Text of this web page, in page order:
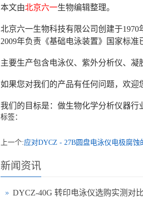
本文由北京六一生物编辑整理。
北京六一生物科技有限公司创建于
2009年负责《基础电泳装置》国家标
主要生产包含电泳仪、紫外分析仪、凝
如果您对我们的产品有任何问题，欢迎
我们的目标是：做生物化学分析仪器行
标签：
上一个:应对DYCZ - 27B圆盘电泳仪电极腐蚀
新闻资讯